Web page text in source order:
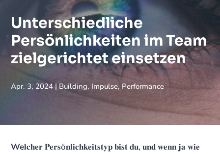
Unterschiedliche
Persönlichkeiten im Team
zielgerichtet einsetzen
Apr. 3, 2024| Building, Impulse, Performance
We𝐥𝐜𝐡𝐞𝐫 𝐏𝐞𝐫𝐬ö𝐧𝐥𝐢𝐜𝐡𝐤𝐞𝐢𝐭𝐬𝐭𝐲𝐩 𝐛𝐢𝐬𝐭 𝐝𝐮, 𝐮𝐧𝐝 𝐰𝐞𝐧𝐧 𝐣𝐚 𝐰𝐢𝐞